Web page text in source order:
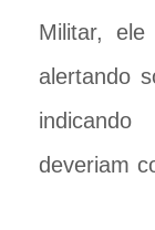
Militar,
alertando
deveriam